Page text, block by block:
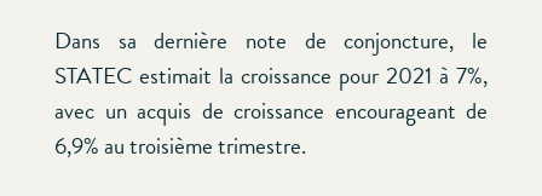
Dans sa dernière note de conjoncture, le
STATEC estimait la croissance pour 2021 à 7%,
avec un acquis de croissance encourageant de
6,9% au troisième trimestre.